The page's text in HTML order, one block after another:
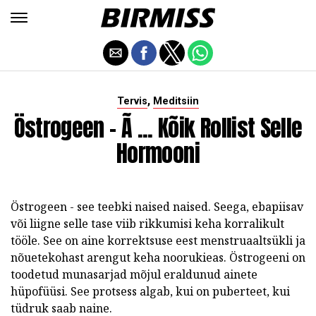
Tervis, Meditsiin
Östrogeen - Ã ... Kõik Rollist Selle
Hormooni
Östrogeen - see teebki naised naised. Seega, ebapiisav
või liigne selle tase viib rikkumisi keha korralikult
tööle. See on aine korrektsuse eest menstruaaltsükli ja
nõuetekohast arengut keha noorukieas. Östrogeeni on
toodetud munasarjad mõjul eraldunud ainete
hüpofüüsi. See protsess algab, kui on puberteet, kui
tüdruk saab naine.